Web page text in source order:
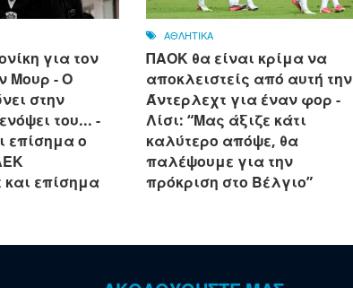
για τον
Μουρ - Ο
στην
του... -
επίσημα ο
επίσημα
ΑΘΛΗΤΙΚΑ
ΠΑΟΚ θα είναι κρίμα να
αποκλειστείς από αυτή την
Άντερλεχτ για έναν φορ - ​​
Λίσι: “Μας άξιζε κάτι
καλύτερο απόψε, θα
παλέψουμε για την
πρόκριση στο Βέλγιο”